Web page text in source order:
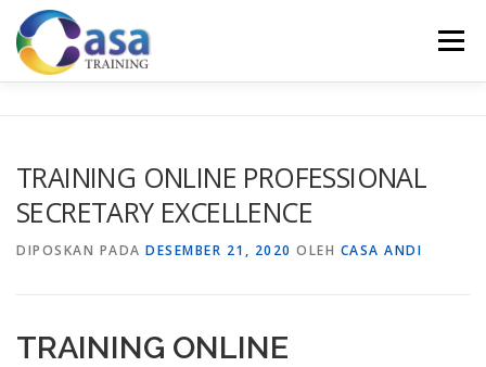
Lompat
konten
Menu
KONTAK KAMI SERTIFIKASI EVALUASI
TRAINING ONLINE PROFESSIONAL
SECRETARY EXCELLENCE
DIPOSKAN PADA DESEMBER 21, 2020 OLEH CASA ANDI
TRAINING ONLINE